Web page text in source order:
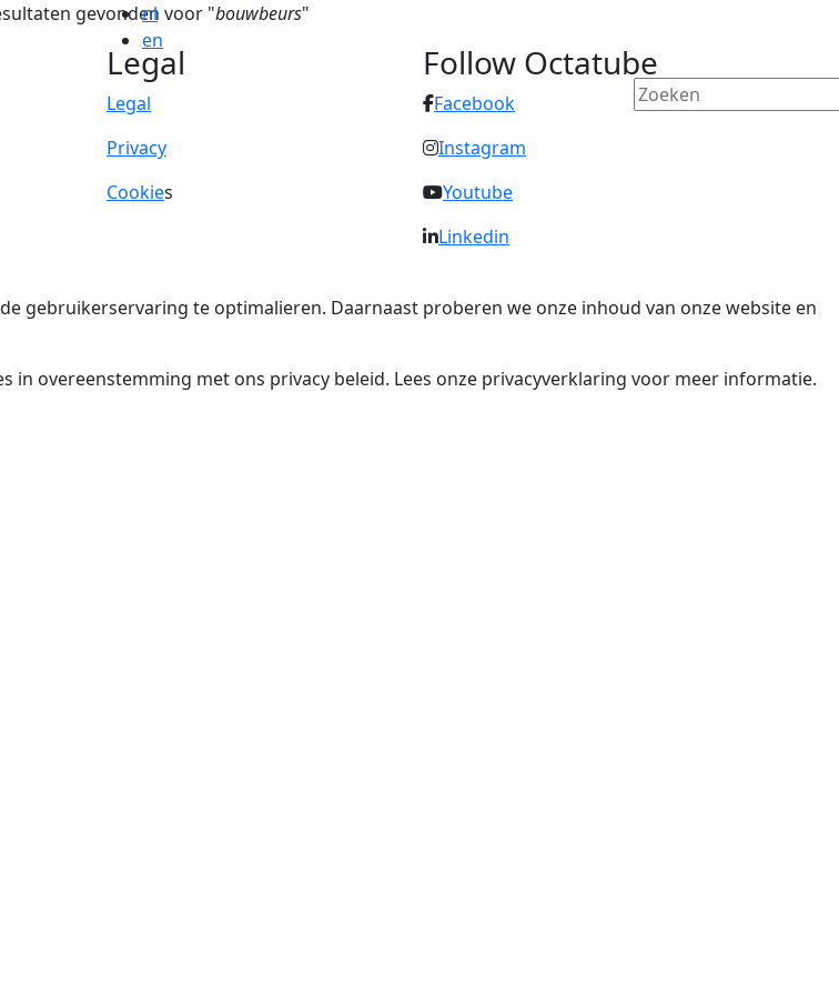
nl
en
gevonden voor "bouwbeurs"
Legal
Legal
Privacy
Cookies
Follow Octatube
Facebook
Instagram
Youtube
Linkedin
gebruikerservaring te optimalieren. Daarnaast proberen we onze inhoud van onze website en
overeenstemming met ons privacy beleid. Lees onze privacyverklaring voor meer informatie.